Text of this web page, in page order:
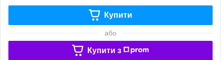
Купити
або
Купити з